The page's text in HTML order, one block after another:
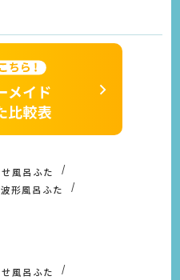
風呂ふた
形風呂ふた
風呂ふた